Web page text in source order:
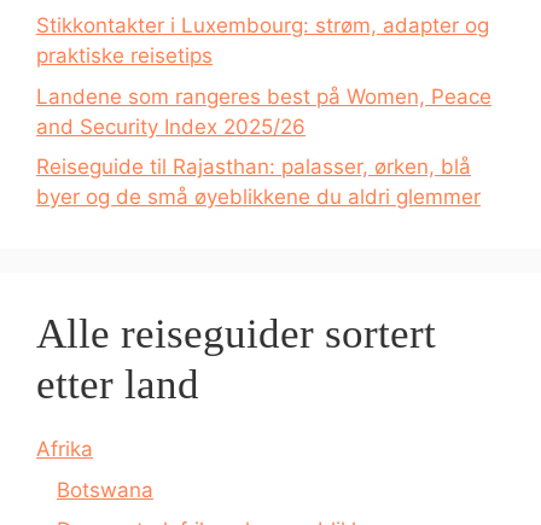
Stikkontakter i Luxembourg: strøm, adapter og
praktiske reisetips
Landene som rangeres best på Women, Peace
and Security Index 2025/26
Reiseguide til Rajasthan: palasser, ørken, blå
byer og de små øyeblikkene du aldri glemmer
Alle reiseguider sortert
etter land
Afrika
Botswana